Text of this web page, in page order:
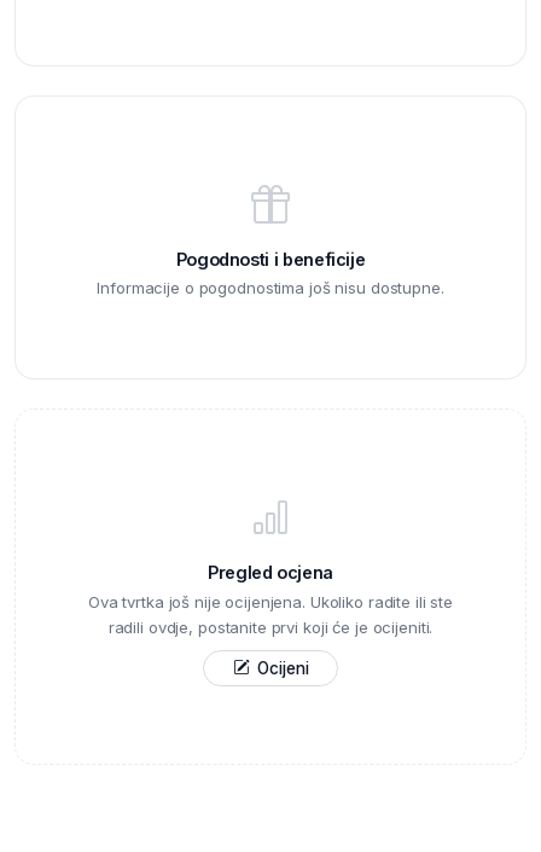
Pogodnosti i beneficije
Informacije o pogodnostima još nisu dostupne.
Pregled ocjena
Ova tvrtka još nije ocijenjena. Ukoliko radite ili ste
radili ovdje, postanite prvi koji će je ocijeniti.
Ocijeni